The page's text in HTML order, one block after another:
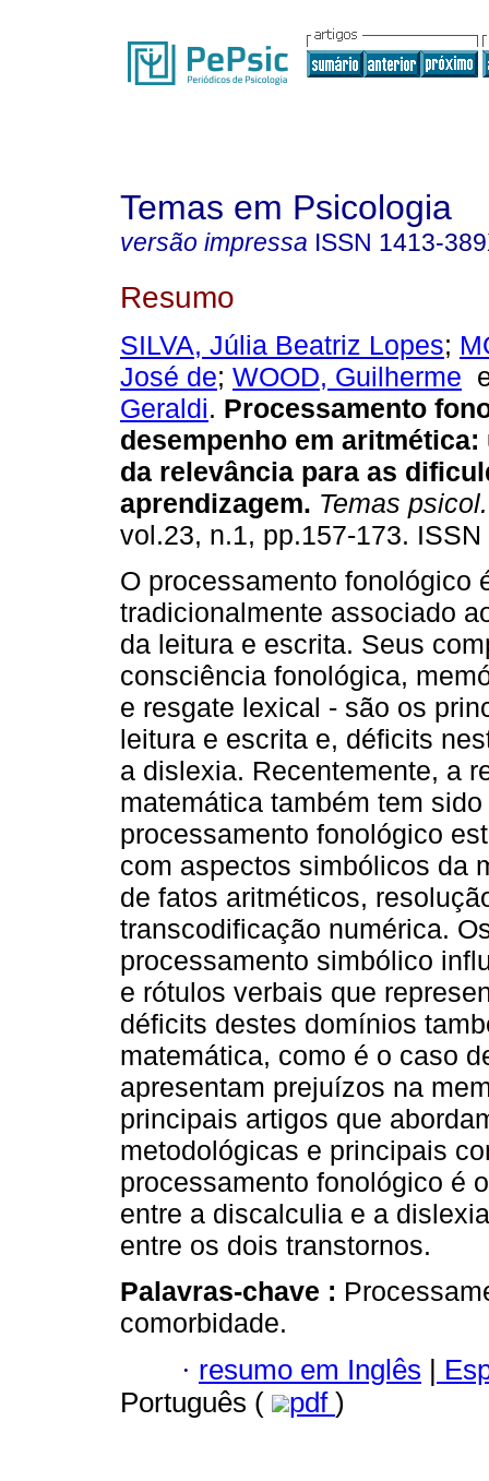
Temas em Psicologia
versão impressa ISSN 1413-
Resumo
SILVA, Júlia Beatriz Lopes;
José de; WOOD, Guilherme
Geraldi. Processamento
desempenho em aritmética:
da relevância para as
aprendizagem. Temas psicol.
vol.23, n.1, pp.157-173.
O processamento fonológico
tradicionalmente associado
da leitura e escrita. Seus
consciência fonológica,
e resgate lexical - são os
leitura e escrita e, déficits
a dislexia. Recentemente, a
matemática também tem
processamento fonológico
com aspectos simbólicos da
de fatos aritméticos,
transcodificação numérica.
processamento simbólico
e rótulos verbais que
déficits destes domínios
matemática, como é o caso
apresentam prejuízos na
principais artigos que
metodológicas e principais
processamento fonológico é
entre a discalculia e a
entre os dois transtornos.
Palavras-chave :
comorbidade.
· resumo em Inglês |
Português (
pdf )